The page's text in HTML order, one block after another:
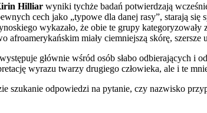
Hilliar wyniki tychże badań potwierdzają
cech jako „typowe dla danej rasy”, starają się
wykazało, że obie te grupy
miały ciemniejszą skórę, szersze
głównie wśród osób słabo odbierających i
wyrazu twarzy drugiego człowieka, ale i te
odpowiedzi na pytanie, czy nazwisko